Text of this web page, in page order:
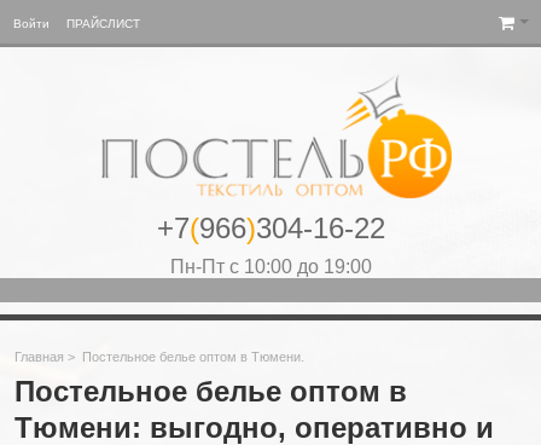
Войти ПРАЙСЛИСТ
+7(966)304-16-22
Пн-Пт с 10:00 до 19:00
Главная > Постельное белье оптом в Тюмени.
Постельное белье оптом в
Тюмени: выгодно, оперативно и